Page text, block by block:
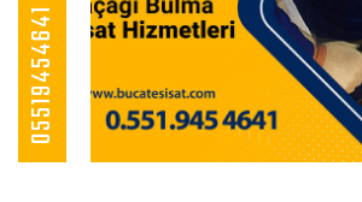
05519454641